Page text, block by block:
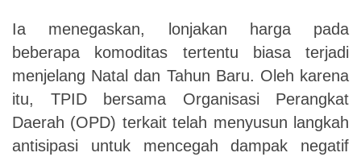
Ia menegaskan, lonjakan harga pada
beberapa komoditas tertentu biasa terjadi
menjelang Natal dan Tahun Baru. Oleh karena
itu, TPID bersama Organisasi Perangkat
Daerah (OPD) terkait telah menyusun langkah
antisipasi untuk mencegah dampak negatif